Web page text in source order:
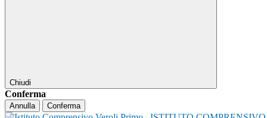
Chiudi
Conferma
Annulla Conferma